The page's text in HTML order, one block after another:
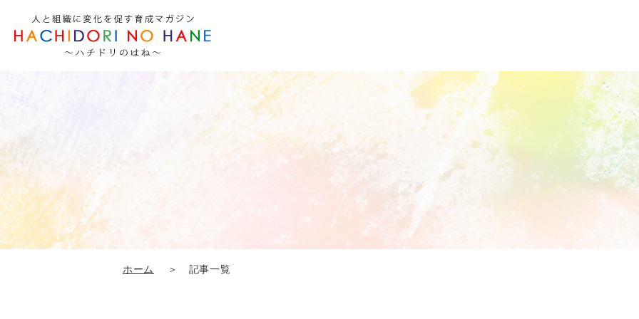
ホーム ＞ 記事一覧